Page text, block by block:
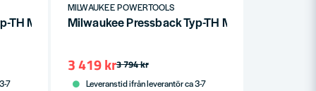
TH M18 Ø20mm
7
MILWAUKEE POWERTOOLS
Milwaukee Pressback Typ-TH M18 Ø18mm
3 794 kr
3 419 kr
Leveranstid ifrån leverantör ca 3-7